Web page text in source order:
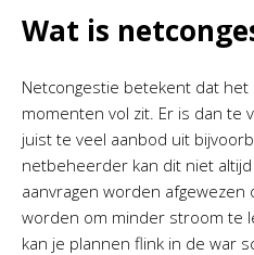
Wat is
Netcongestie betekent dat
momenten vol zit. Er is dan te
juist te veel aanbod uit
netbeheerder kan dit niet
aanvragen worden
worden om minder stroom te
kan je plannen flink in de war